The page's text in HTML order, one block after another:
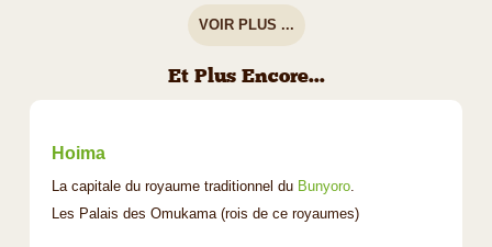
VOIR PLUS ...
Et Plus Encore...
Hoima
La capitale du royaume traditionnel du Bunyoro.
Les Palais des Omukama (rois de ce royaumes)